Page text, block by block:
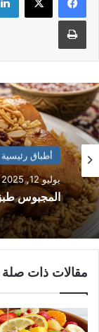
طباعة
أطباق رئيسية
يوليو 12, 2025
المجبوس
أطباق رئيسية
يوليو 5, 2025
طريقة عمل
مقالات ذات صلة